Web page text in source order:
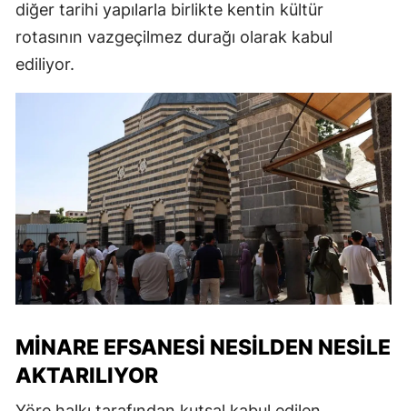
diğer tarihi yapılarla birlikte kentin kültür
rotasının vazgeçilmez durağı olarak kabul
ediliyor.
MINARE EFSANESI NESILDEN NESILE
AKTARILIYOR